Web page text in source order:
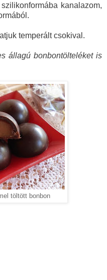
kanalazom,
temperált csokival.
állagú bonbontölteléket is
töltött bonbon